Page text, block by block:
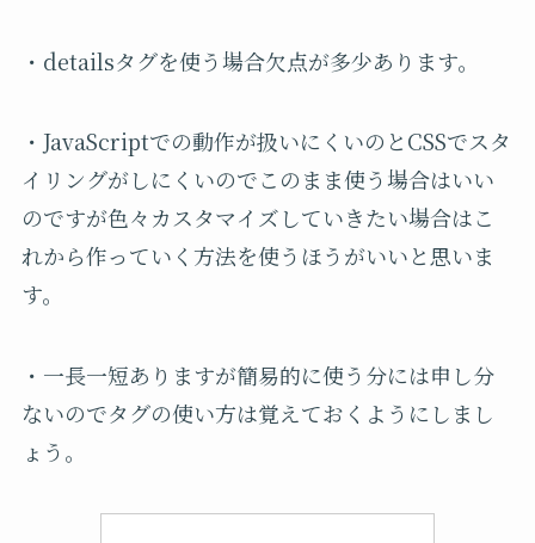
・detailsタグを使う場合欠点が多少あります。
・JavaScriptでの動作が扱いにくいのとCSSでスタ
イリングがしにくいのでこのまま使う場合はいい
のですが色々カスタマイズしていきたい場合はこ
れから作っていく方法を使うほうがいいと思いま
す。
・一長一短ありますが簡易的に使う分には申し分
ないのでタグの使い方は覚えておくようにしまし
ょう。